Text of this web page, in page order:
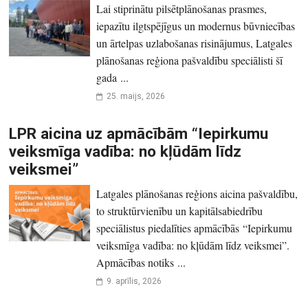
Lai stiprinātu pilsētplānošanas prasmes,
iepazītu ilgtspējīgus un modernus būvniecības
un ārtelpas uzlabošanas risinājumus, Latgales
plānošanas reģiona pašvaldību speciālisti šī
gada ...
25. maijs, 2026
LPR aicina uz apmācībām “Iepirkumu
veiksmīga vadība: no kļūdām līdz
veiksmei”
Latgales plānošanas reģions aicina pašvaldību,
to struktūrvienību un kapitālsabiedrību
speciālistus piedalīties apmācībās “Iepirkumu
veiksmīga vadība: no kļūdām līdz veiksmei”.
Apmācības notiks ...
9. aprīlis, 2026